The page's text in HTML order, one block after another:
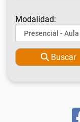
Modalidad:
Buscar